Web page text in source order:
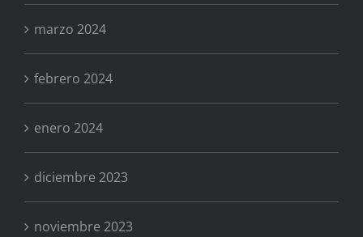
marzo 2024
febrero 2024
enero 2024
diciembre 2023
noviembre 2023